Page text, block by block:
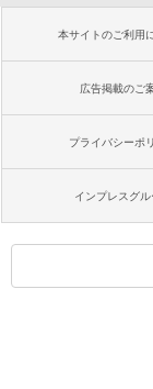
本サイトのご利用
広告掲載のご
プライバシーポ
インプレスグル